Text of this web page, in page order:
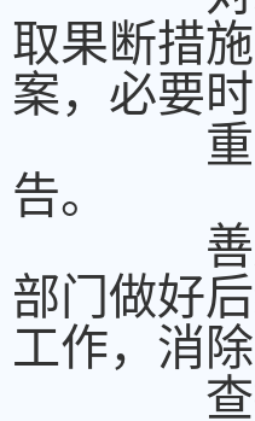
取果断措
案，必要
重大污
告。
善后处
部门做好
工作，消
查找造